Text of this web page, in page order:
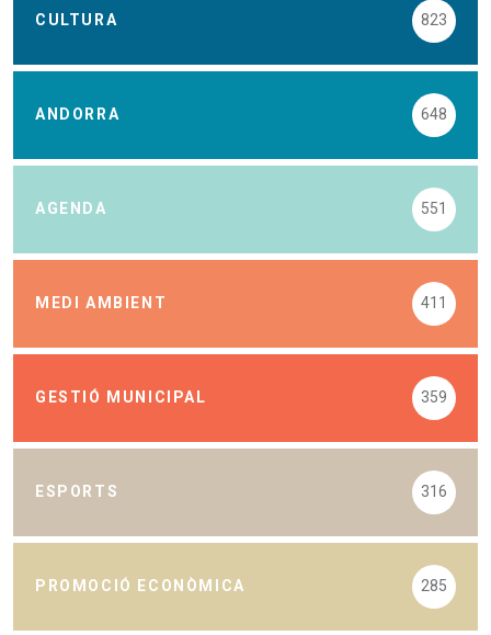
CULTURA 823
ANDORRA 648
AGENDA 551
MEDI AMBIENT 411
GESTIÓ MUNICIPAL 359
ESPORTS 316
PROMOCIÓ ECONÒMICA 285